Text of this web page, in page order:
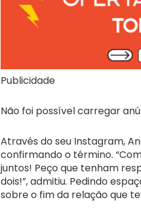
Publicidade
Não foi possível carregar
Através do seu Instagram,
confirmando o término.
juntos! Peço que tenham
dois!”, admitiu. Pedindo
sobre o fim da relação que